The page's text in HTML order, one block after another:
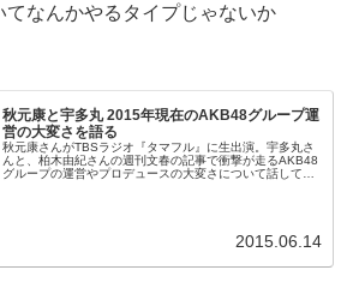
てなんかやるタイプじゃないか
秋元康と宇多丸 2015年現在のAKB48グループ運
営の大変さを語る
秋元康さんがTBSラジオ『タマフル』に生出演。宇多丸さ
んと、柏木由紀さんの週刊文春の記事で衝撃が走るAKB48
グループの運営やプロデュースの大変さについて話してい
2015.06.14